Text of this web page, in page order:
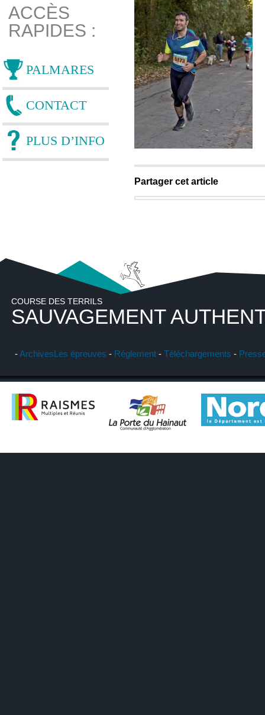
ACCÈS
RAPIDES :
PALMARES
CONTACT
PLUS D’INFO
Partager cet article
COURSE DES TERRILS
SAUVAGEMENT
-ArchivesLes épreuves - Réglement - Téléchargements -